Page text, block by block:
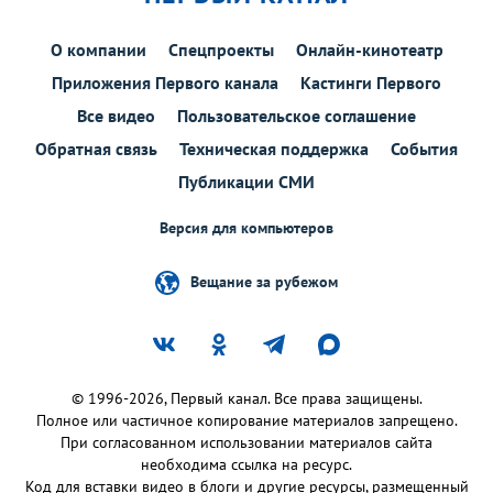
О компании Спецпроекты
Онлайн-кинотеатр
Приложения Первого канала
Кастинги Первого
Все видео
Пользовательское соглашение
Обратная связь
Техническая поддержка
События
Публикации СМИ
Версия для компьютеров
Вещание за рубежом
© 1996-2026, Первый канал. Все права защищены.
Полное или частичное копирование материалов запрещено.
При согласованном использовании материалов сайта
необходима ссылка на ресурс.
Код для вставки видео в блоги и другие ресурсы, размещенный